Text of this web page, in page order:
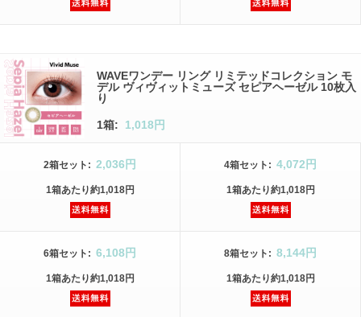
WAVEワンデー リング リミテッドコレクション モ
デル ヴィヴィットミューズ セピアヘーゼル 10枚入
り
1箱: 1,018円
2箱セット : 2,036円
1箱あたり約1,018円
4箱セット : 4,072円
1箱あたり約1,018円
6箱セット : 6,108円
1箱あたり約1,018円
8箱セット : 8,144円
1箱あたり約1,018円